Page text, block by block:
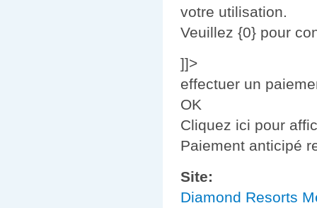
votre utilisation.
Veuillez {0} pour
]]>
effectuer un
OK
Cliquez ici pour
Paiement anticipé
Site:
Diamond Resorts